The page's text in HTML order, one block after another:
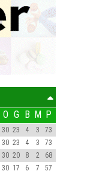
O G B M P
30 23 4 3
73
30 23 4 3
73
30 20 8 2
68
30 17 6 7
57